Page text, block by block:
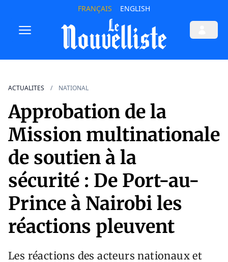
FRANÇAIS ENGLISH
ACTUALITES NATIONAL
Approbation de la
Mission multinationale
de soutien à la
sécurité : De Port-au-
Prince à Nairobi les
réactions pleuvent
Les réactions des acteurs nationaux et